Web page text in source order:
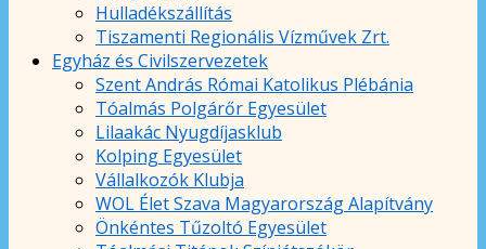
Hulladékszállítás
Tiszamenti Regionális Vízművek Zrt.
Egyház és Civilszervezetek
Szent András Római Katolikus Plébánia
Tóalmás Polgárőr Egyesület
Lilaakác Nyugdíjasklub
Kolping Egyesület
Vállalkozók Klubja
WOL Élet Szava Magyarország Alapítvány
Önkéntes Tűzoltó Egyesület